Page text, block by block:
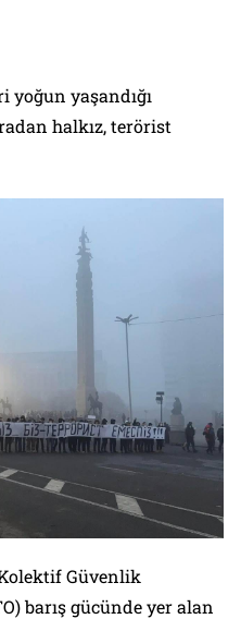
yoğun yaşandığı
halkız, terörist
Güvenlik
barış gücünde yer alan